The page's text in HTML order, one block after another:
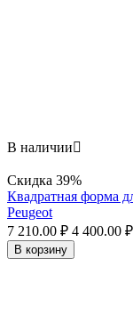
В наличии
Скидка 39%
Квадратная форма
Peugeot
7 210.00 ₽ 4 400.00 ₽
В корзину